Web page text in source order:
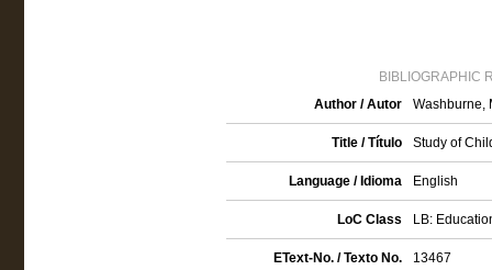
BIBLIOGRAPHIC
Author / Autor
Washburne,
Title / Título Study of
Language / Idioma English
LoC Class LB:
EText-No. / Texto No. 13467